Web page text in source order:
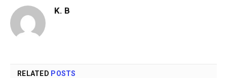
K. B
RELATED POSTS